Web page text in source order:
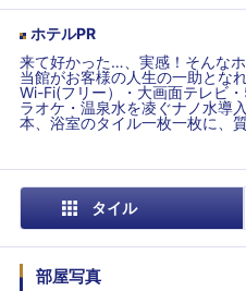
ホテルPR
来て好かった…、実感！そんな
当館がお客様の人生の一助とな
Wi-Fi(フリー）・大画面テレビ
ラオケ・温泉水を凌ぐナノ水
本、浴室のタイル一枚一枚に、
タイル
部屋写真